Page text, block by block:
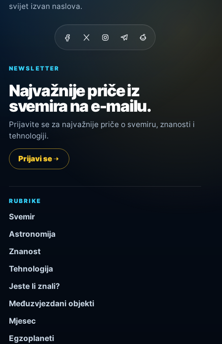
svijet izvan naslova.
NEWSLETTER
Najvažnije priče iz
svemira na e-mailu.
Prijavite se za najvažnije priče o svemiru, znanosti i
tehnologiji.
Prijavi se
RUBRIKE
Svemir
Astronomija
Znanost
Tehnologija
Jeste li znali?
Međuzvjezdani objekti
Mjesec
Egzoplaneti